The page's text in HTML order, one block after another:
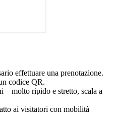
effettuare una prenotazione.
codice QR.
molto ripido e stretto, scala a
ai visitatori con mobilità